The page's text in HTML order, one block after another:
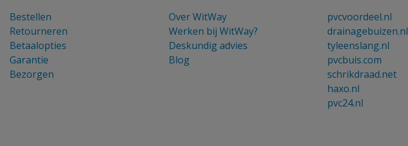
Bestellen
Retourneren
Betaalopties
Garantie
Bezorgen
Over WitWay
Werken bij WitWay?
Deskundig advies
Blog
pvcvoordeel.nl
drainagebuizen.nl
tyleenslang.nl
pvcbuis.com
schrikdraad.net
haxo.nl
pvc24.nl